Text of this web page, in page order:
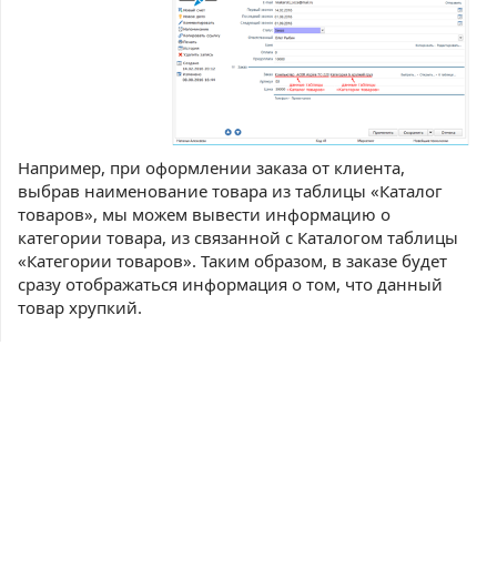
Например, при оформлении заказа от клиента,
выбрав наименование товара из таблицы «Каталог
товаров», мы можем вывести информацию о
категории товара, из связанной с Каталогом таблицы
«Категории товаров». Таким образом, в заказе будет
сразу отображаться информация о том, что данный
товар хрупкий.